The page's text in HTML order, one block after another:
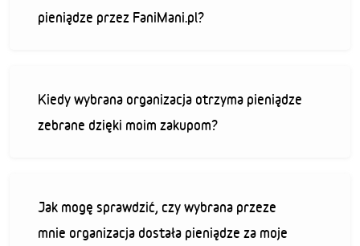
pieniądze przez FaniMani.pl?
Kiedy wybrana organizacja otrzyma pieniądze
zebrane dzięki moim zakupom?
Jak mogę sprawdzić, czy wybrana przeze
mnie organizacja dostała pieniądze za moje